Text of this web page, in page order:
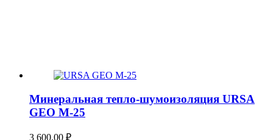
Минеральная тепло-шумоизоляция URSA
GEO М-25
3 600,00 ₽